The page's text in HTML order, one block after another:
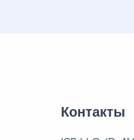
Контакты